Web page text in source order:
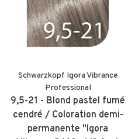
Schwarzkopf Igora Vibrance
Professional
9,5-21 - Blond pastel fumé
cendré / Coloration demi-
permanente "Igora